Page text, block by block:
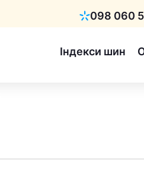
098 060
Київстар
Індекси шин